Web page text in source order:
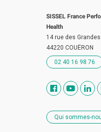
SISSEL France
Health
14 rue des
44220 COUËRON
02 40 16 98 76
Qui sommes-